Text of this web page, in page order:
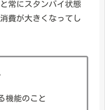
常にスタンバイ状態
費が大きくなってし
機能のこと